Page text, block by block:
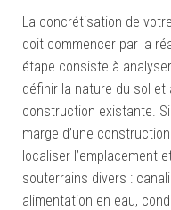
La concrétisation de
doit commencer par la
étape consiste à
définir la nature du sol
construction existante.
marge d’une
localiser l’emplacement
souterrains divers :
alimentation en eau,